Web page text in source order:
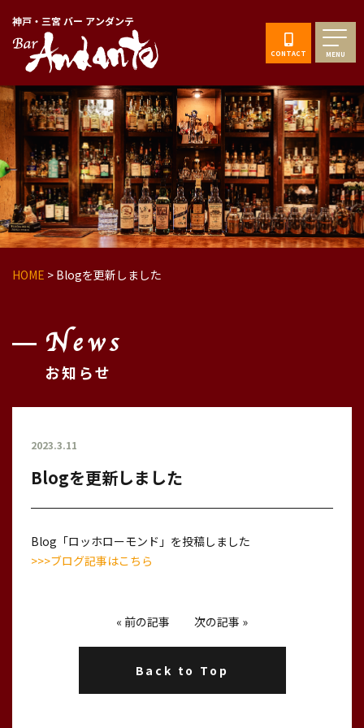
神戸・三宮 バー アンダンテ
CONTACT MENU
HOME > Blogを更新しました
News
お知らせ
2023.3.11
Blogを更新しました
Blog「ロッホローモンド」を投稿しました
>>>ブログ記事はこちら
« 前の記事 次の記事 »
Back to Top